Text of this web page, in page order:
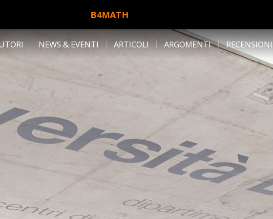
B4MATH
NEWS & EVENTI ARTICOLI ARGOMENTI RECENSIONI